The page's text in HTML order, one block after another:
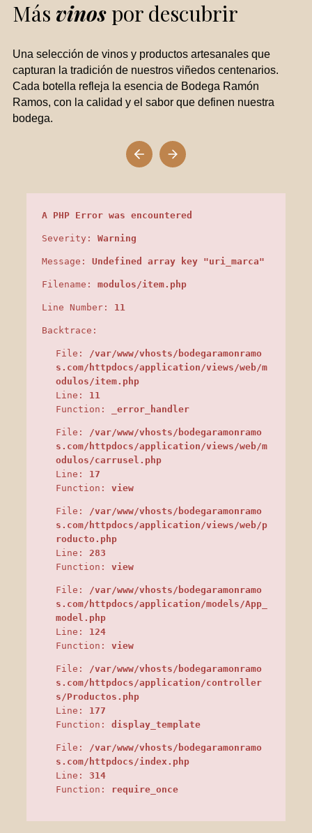
Más vinospor descubrir
Una selección de vinos y productos artesanales que
capturan la tradición de nuestros viñedos centenarios.
Cada botella refleja la esencia de Bodega Ramón
Ramos, con la calidad y el sabor que definen nuestra
bodega.
A PHP Error was encountered
Severity: Warning
Message: Undefined array key "uri_marca"
Filename: modulos/item.php
Line Number: 11
Backtrace:
File: /var/www/vhosts/bodegaramonramo
s.com/httpdocs/application/views/web/m
odulos/item.php
Line: 11
Function:
_error_handler
File: /var/www/vhosts/bodegaramonramo
s.com/httpdocs/application/views/web/m
odulos/carrusel.php
Line: 17
Function: view
File: /var/www/vhosts/bodegaramonramo
s.com/httpdocs/application/views/web/p
roducto.php
Line: 283
Function: view
File: /var/www/vhosts/bodegaramonramo
s.com/httpdocs/application/models/App_
model.php
Line: 124
Function: view
File: /var/www/vhosts/bodegaramonramo
s.com/httpdocs/application/controller
s/Productos.php
Line: 177
Function: display_template
File: /var/www/vhosts/bodegaramonramo
s.com/httpdocs/index.php
Line: 314
Function: require_once